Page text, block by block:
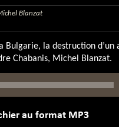
Blanzat
Bulgarie, la destruction d’un
Chabanis, Michel Blanzat.